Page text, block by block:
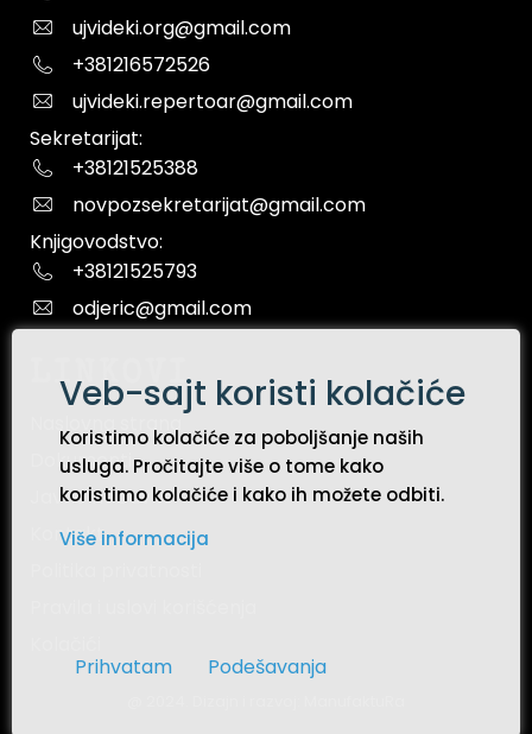
Veb-sajt koristi kolačiće
Koristimo kolačiće za poboljšanje naših
usluga. Pročitajte više o tome kako
koristimo kolačiće i kako ih možete odbiti.
Više informacija
Prihvatam Podešavanja
ujvideki.org@gmail.com
+381216572526
ujvideki.repertoar@gmail.com
Sekretarijat:
+38121525388
novpozsekretarijat@gmail.com
Knjigovodstvo:
+38121525793
odjeric@gmail.com
LINKOVI
Naslovna strana
Dokumenti
Javne nabavke
Kontakt